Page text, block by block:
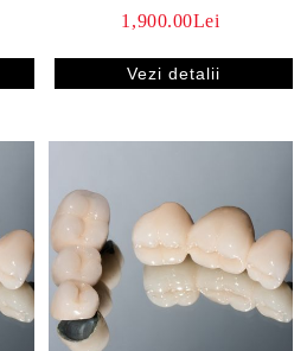
SparklingMoon Dental
1,900.00Lei
Vezi detalii